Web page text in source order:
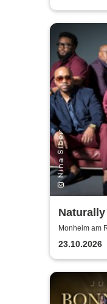
Years of
Monheim am
23.10.2026